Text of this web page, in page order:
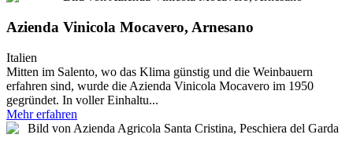
Azienda Vinicola Mocavero, Arnesano
Italien
Mitten im Salento, wo das Klima günstig und die Weinbauern
erfahren sind, wurde die Azienda Vinicola Mocavero im 1950
gegründet. In voller Einhaltu...
Mehr erfahren